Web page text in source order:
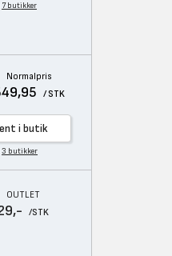
7 butikker
Normalpris
/ STK
i butik
3 butikker
OUTLET
/STK